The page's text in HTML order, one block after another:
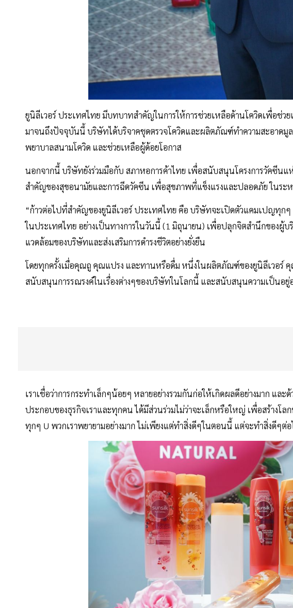
ยูนิลีเวอร์ ประเทศไทย มีบทบาทสำคัญในการให้การช่วยเหลือด้านโควิดเพื่อช่
มาจนถึงปัจจุบันนี้ บริษัทได้บริจาคชุดตรวจโควิดและผลิตภัณฑ์ทำความสะอาดมูล
พยาบาลสนามโควิด และช่วยเหลือผู้ด้อยโอกาส
นอกจากนี้ บริษัทยังร่วมมือกับ สภาหอการค้าไทย เพื่อสนับสนุนโครงการวัคซีนแ
สำคัญของสุขอนามัยและการฉีดวัคซีน เพื่อสุขภาพที่แข็งแรงและปลอดภัย ในระห
“ก้าวต่อไปที่สำคัญของยูนิลีเวอร์ ประเทศไทย คือ บริษัทจะเปิดตัวแคมเปญทุกๆ
ในประเทศไทย อย่างเป็นทางการในวันนี้ (1 มิถุนายน) เพื่อปลุกจิตสำนึกของผู้บ
แวดล้อมของบริษัทและส่งเสริมการดำรงชีวิตอย่างยั่งยืน
โดยทุกครั้งเมื่อคุณถู คุณแปรง และทานหรือดื่ม หนึ่งในผลิตภัณฑ์ของยูนิลีเวอร์ คุ
สนับสนุนการรณรงค์ในเรื่องต่างๆของบริษัทในโลกนี้ และสนับสนุนความเป็นอยู่
เราเชื่อว่าการกระทำเล็กๆน้อยๆ หลายอย่างรวมกันก่อให้เกิดผลดีอย่างมาก แล
ประกอบของธุรกิจเราและทุกคน ได้มีส่วนร่วมไม่ว่าจะเล็กหรือใหญ่ เพื่อสร้างโล
ทุกๆ U พวกเราพยายามอย่างมาก ไม่เพียงแต่ทำสิ่งดีๆในตอนนี้ แต่จะทำสิ่งดีๆต่